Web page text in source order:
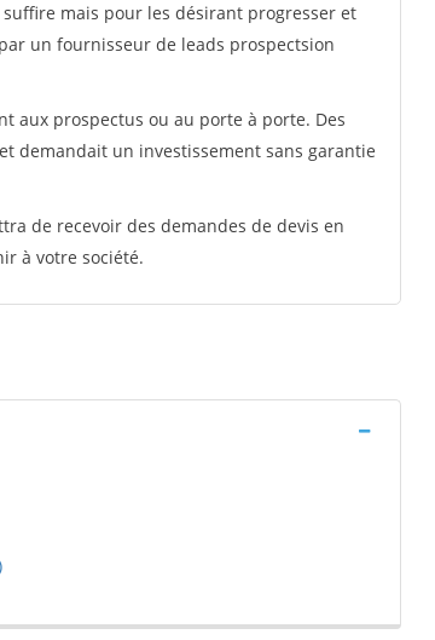
mais pour les désirant progresser et
un fournisseur de leads prospectsion
aux prospectus ou au porte à porte. Des
demandait un investissement sans garantie
de recevoir des demandes de devis en
à votre société.